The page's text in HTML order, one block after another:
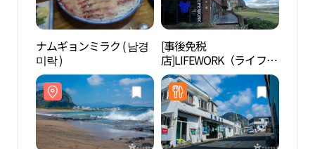
ナムギョンミラク ( 남경
미락 )
[事後免税
店]LIFEWORK（ライフワ
ーク）・メガストアチェ
ジュ（済州）店(라이프
워크 메가스토어 제주점)